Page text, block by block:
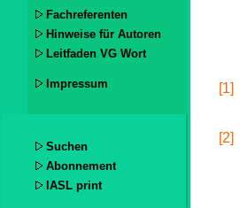
Fachreferenten
Hinweise für Autoren
Leitfaden VG Wort
Impressum
Suchen
Abonnement
IASL print
[1]
[2]